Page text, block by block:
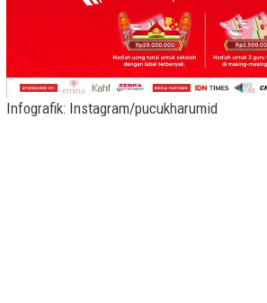
Infografik: Instagram/pucukharumid